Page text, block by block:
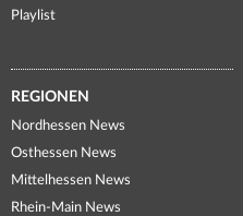
Playlist
REGIONEN
Nordhessen News
Osthessen News
Mittelhessen News
Rhein-Main News